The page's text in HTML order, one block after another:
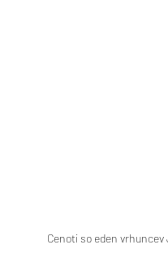
Cenoti so eden